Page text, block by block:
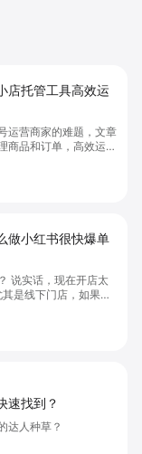
店托管工具高效运
运营商家的难题，文章
商品和订单，高效运营
、AI运营托管和丰富营
点击了解微信小店批
做小红书很快爆单
说实话，现在开店太
其是线下门店，如果你
“闭着眼放弃客流”🚪
速找到？
达人种草？